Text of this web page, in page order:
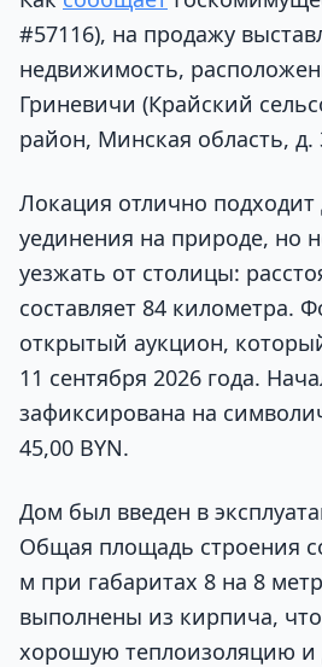
#57116), на продажу
недвижимость,
Гриневичи (Крайский
район, Минская область, д.
Локация отлично подходит
уединения на природе, но
уезжать от столицы:
составляет 84 километра.
открытый аукцион,
11 сентября 2026 года.
зафиксирована на
45,00 BYN.
Дом был введен в
Общая площадь строения
м при габаритах 8 на 8
выполнены из кирпича,
хорошую теплоизоляцию и